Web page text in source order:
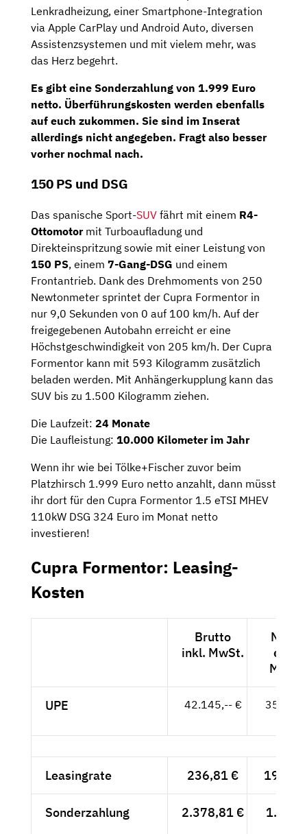
Lenkradheizung, einer Smartphone-Integration
via Apple CarPlay und Android Auto, diversen
Assistenzsystemen und mit vielem mehr, was
das Herz begehrt.
Es gibt eine Sonderzahlung von 1.999 Euro
netto. Überführungskosten werden ebenfalls
auf euch zukommen. Sie sind im Inserat
allerdings nicht angegeben. Fragt also besser
vorher nochmal nach.
150 PS und DSG
Das spanische Sport-SUV fährt mit einem R4-
Ottomotormit Turboaufladung und
Direkteinspritzung sowie mit einer Leistung von
150 PS, einem 7-Gang-DSG und einem
Frontantrieb. Dank des Drehmoments von 250
Newtonmeter sprintet der Cupra Formentor in
nur 9,0 Sekunden von 0 auf 100 km/h. Auf der
freigegebenen Autobahn erreicht er eine
Höchstgeschwindigkeit von 205 km/h. Der Cupra
Formentor kann mit 593 Kilogramm zusätzlich
beladen werden. Mit Anhängerkupplung kann das
SUV bis zu 1.500 Kilogramm ziehen.
Die Laufzeit: 24 Monate
Die Laufleistung: 10.000 Kilometer im Jahr
Wenn ihr wie bei Tölke+Fischer zuvor beim
Platzhirsch 1.999 Euro netto anzahlt, dann müsst
ihr dort für den Cupra Formentor 1.5 eTSI MHEV
110kW DSG 324 Euro im Monat netto
investieren!
Cupra Formentor: Leasing-
Kosten
Brutto
inkl. MwSt.
Netto
exkl.
MwSt.
UPE 42.145,-- €
Leasingrate 236,81 € 199,--
Sonderzahlung 2.378,81 €
1.999,-